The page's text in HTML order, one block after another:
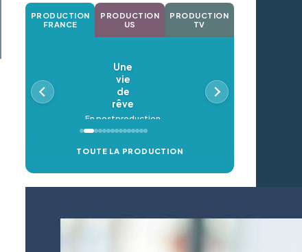
PRODUCTION
FRANCE
PRODUCTION
US
PRODUCTION
TV
Une
vie
de
rêve
En postproduction
TOUTE LA PRODUCTION